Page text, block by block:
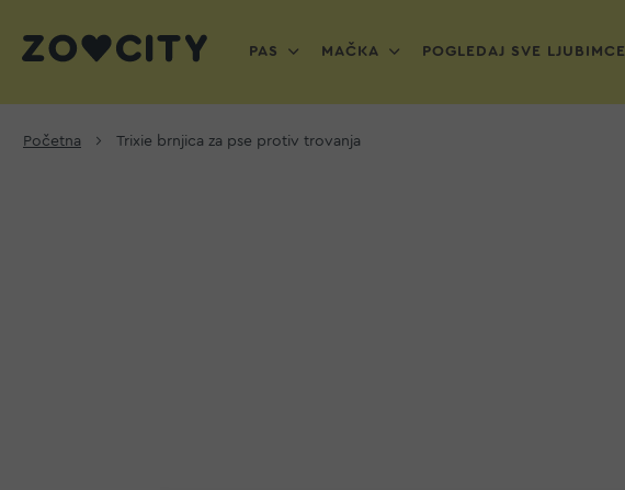
PAS MAČKA POGLEDAJ SVE LJUBIMCE
Početna Trixie brnjica za pse protiv trovanja